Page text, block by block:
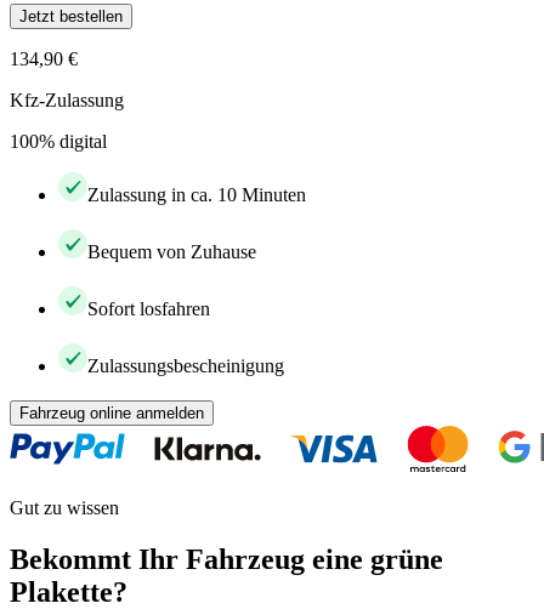
Jetzt bestellen
134,90 €
Kfz-Zulassung
100% digital
Zulassung in ca. 10 Minuten
Bequem von Zuhause
Sofort losfahren
Zulassungsbescheinigung
Fahrzeug online anmelden
Gut zu wissen
Bekommt Ihr Fahrzeug eine grüne
Plakette?